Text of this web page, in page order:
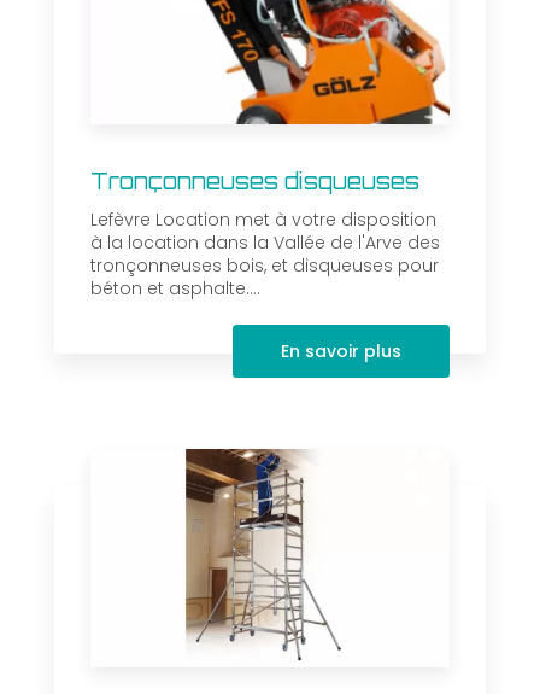
Tronçonneuses disqueuses
Lefèvre Location met à votre disposition
à la location dans la Vallée de l'Arve des
tronçonneuses bois, et disqueuses pour
béton et asphalte....
En savoir plus